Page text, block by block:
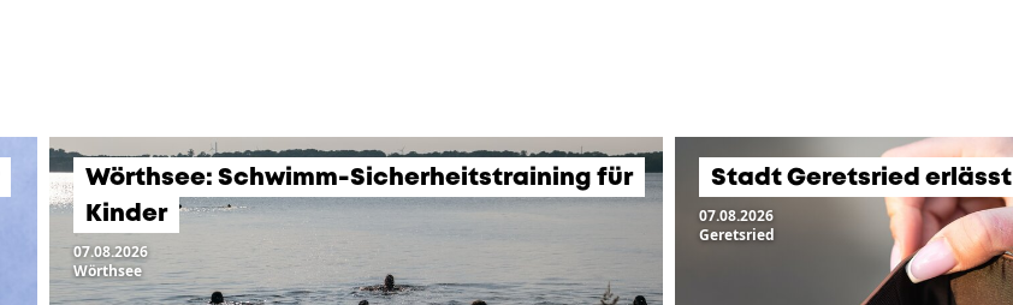
Wörthsee: Schwimm-Sicherheitstraining für
Kinder
07.08.2026
Wörthsee
Stadt Geretsried
07.08.2026
Geretsried